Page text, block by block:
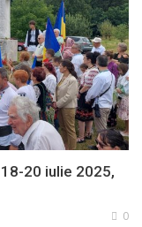
18-20 iulie 2025,
0